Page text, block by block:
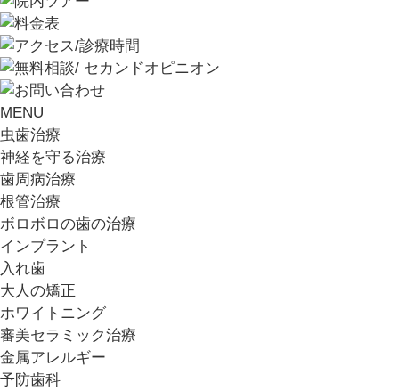
MENU
虫歯治療
神経を守る治療
歯周病治療
根管治療
ボロボロの歯の治療
インプラント
入れ歯
大人の矯正
ホワイトニング
審美セラミック治療
金属アレルギー
予防歯科